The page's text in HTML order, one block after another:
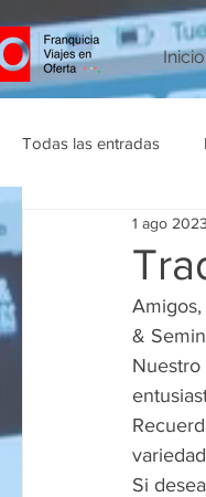
Inicio
Todas las entradas
Agencias de Viajes
1 ago 2023
&
Nuestro
Si